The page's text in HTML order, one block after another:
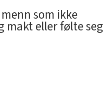
som ikke
eller følte seg